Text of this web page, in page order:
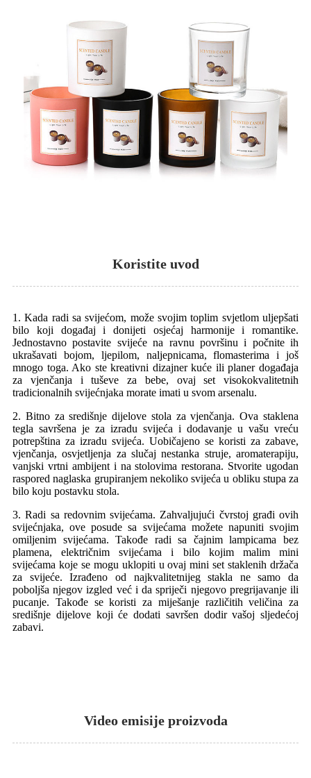
Koristite uvod
1. Kada radi sa svijećom, može svojim toplim svjetlom uljepšati
bilo koji događaj i donijeti osjećaj harmonije i romantike.
Jednostavno postavite svijeće na ravnu površinu i počnite ih
ukrašavati bojom, ljepilom, naljepnicama, flomasterima i još
mnogo toga. Ako ste kreativni dizajner kuće ili planer događaja
za vjenčanja i tuševe za bebe, ovaj set visokokvalitetnih
tradicionalnih svijećnjaka morate imati u svom arsenalu.
2. Bitno za središnje dijelove stola za vjenčanja. Ova staklena
tegla savršena je za izradu svijeća i dodavanje u vašu vreću
potrepština za izradu svijeća. Uobičajeno se koristi za zabave,
vjenčanja, osvjetljenja za slučaj nestanka struje, aromaterapiju,
vanjski vrtni ambijent i na stolovima restorana. Stvorite ugodan
raspored naglaska grupiranjem nekoliko svijeća u obliku stupa za
bilo koju postavku stola.
3. Radi sa redovnim svijećama. Zahvaljujući čvrstoj građi ovih
svijećnjaka, ove posude sa svijećama možete napuniti svojim
omiljenim svijećama. Takođe radi sa čajnim lampicama bez
plamena, električnim svijećama i bilo kojim malim mini
svijećama koje se mogu uklopiti u ovaj mini set staklenih držača
za svijeće. Izrađeno od najkvalitetnijeg stakla ne samo da
poboljša njegov izgled već i da spriječi njegovo pregrijavanje ili
pucanje. Takođe se koristi za miješanje različitih veličina za
središnje dijelove koji će dodati savršen dodir vašoj sljedećoj
zabavi.
Video emisije proizvoda